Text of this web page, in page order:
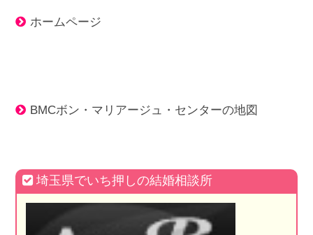
ホームページ
BMCボン・マリアージュ・センターの地図
埼玉県でいち押しの結婚相談所